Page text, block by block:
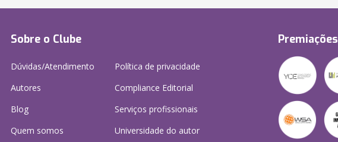
Sobre o Clube
Dúvidas/Atendimento
Autores
Blog
Quem somos
Política de privacidade
Compliance Editorial
Serviços profissionais
Universidade do autor
Premiações